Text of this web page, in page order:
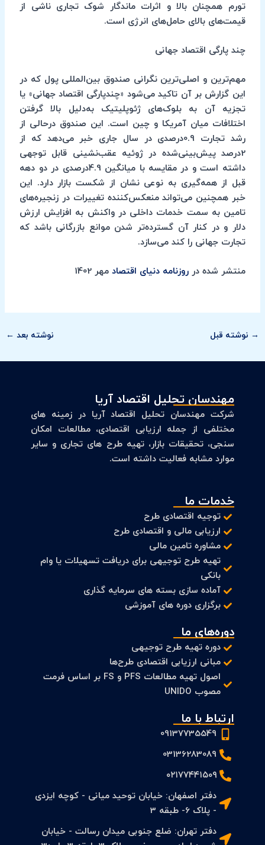
تورم همچنان بالا و اثرات ماندگار شوک تجاری ناشی از
قیمت‌های بالای حامل‌های انرژی است.
چند پارگی اقتصاد جهانی
مهم‌ترین و اصلی‌ترین نگرانی صندوق بین‌المللی پول که در
این گزارش بر آن تاکید می‌شود «چندپارگی اقتصاد جهانی» یا
تجزیه آن به بلوک‌های ژئوپلیتیک به‌دلیل بالا گرفتن
اختلافات میان آمریکا و چین است. این صندوق درحالی از
رشد تجارت 0.9درصدی در سال جاری خبر می‌دهد که از
2درصد پیش‌بینی‌شده در ژوئیه عقب‌نشینی قابل توجهی
داشته است و در مقایسه با میانگین 4.9درصدی در دو دهه
قبل از همه‌گیری به نوعی نشان از شکست بازار دارد. این
خبر همچنین می‌تواند منعکس‌کننده تغییرات در زنجیره‌های
تامین به سمت خدمات داخلی در واکنش به افزایش ارزش
دلار و در کنار آن گسترده‌تر شدن موانع بازرگانی باشد که
تجارت جهانی را کند می‌سازد.
منتشر شده درروزنامه دنیای اقتصاد مهر 1402
→ نوشته قبل نوشته بعد ←
مهندسان تحلیل اقتصاد آریا
شرکت مهندسان تحلیل اقتصاد آریا در زمینه های
مختلفی از جمله ارزیابی اقتصادی، مطالعات امکان
سنجی، تحقیقات بازار، تهیه طرح های تجاری و سایر
موارد مشابه فعالیت داشته است.
خدمات ما
توجیه اقتصادی طرح
ارزیابی مالی و اقتصادی طرح
مشاوره تامین مالی
تهیه طرح توجیهی برای دریافت تسهیلات یا وام
بانکی
آماده سازی بسته های سرمایه گذاری
برگزاری دوره های آموزشی
دوره‌های ما
دوره تهیه طرح توجیهی
مبانی ارزیابی اقتصادی طرح‌ها
اصول تهیه مطالعات PFS و FS بر اساس فرمت
مصوب UNIDO
ارتباط با ما
09137735549
03136283089
۰۲۱۷۷۴۴۱۵۰۹
دفتر اصفهان: خیابان توحید میانی - کوچه ایزدی
- پلاک 6- طبقه 3
دفتر تهران: ضلع جنوبی میدان رسالت - خیابان